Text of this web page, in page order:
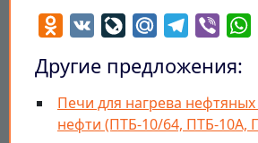
Odnoklassniki
VK LiveJournal
Mail.RuTelegram
Viber
Другие предложения:
Печи для нагрева
нефти (ПТБ-10/64, ПТБ-10А,